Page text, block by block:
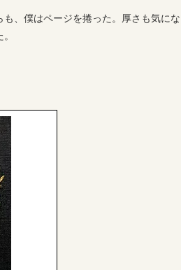
、僕はページを捲った。厚さも気に